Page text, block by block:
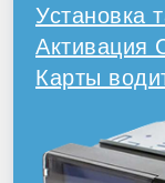
Установка
Активация
Карты